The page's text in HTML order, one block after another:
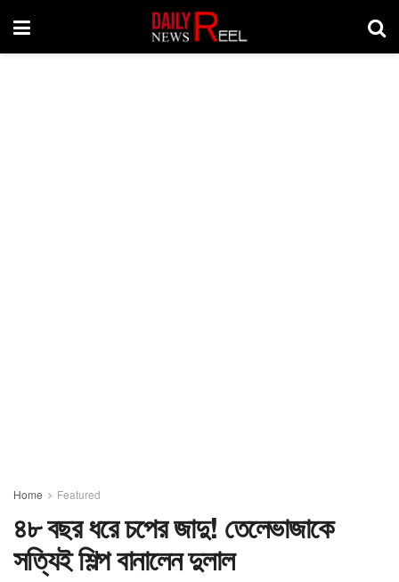
Home Featured
৪৮ বছর ধরে চপের জাদু! তেলেভাজাকে
সত্যিই শিল্প বানালেন দুলাল